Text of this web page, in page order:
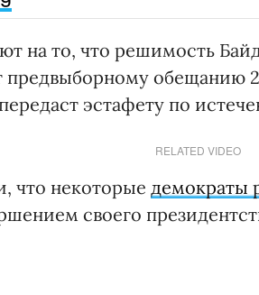
на то, что решимость
предвыборному обещанию
эстафету по
RELATED VIDEO
что некоторые демократы
своего